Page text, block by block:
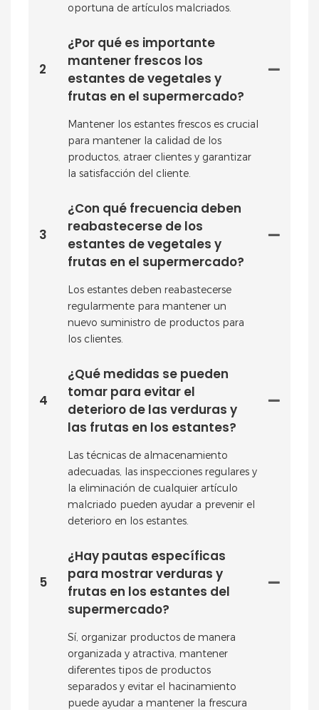
oportuna de artículos malcriados.
2
¿Por qué es importante
mantener frescos los
estantes de vegetales y
frutas en el supermercado?
Mantener los estantes frescos es crucial
para mantener la calidad de los
productos, atraer clientes y garantizar
la satisfacción del cliente.
3
¿Con qué frecuencia deben
reabastecerse de los
estantes de vegetales y
frutas en el supermercado?
Los estantes deben reabastecerse
regularmente para mantener un
nuevo suministro de productos para
los clientes.
4
¿Qué medidas se pueden
tomar para evitar el
deterioro de las verduras y
las frutas en los estantes?
Las técnicas de almacenamiento
adecuadas, las inspecciones regulares y
la eliminación de cualquier artículo
malcriado pueden ayudar a prevenir el
deterioro en los estantes.
5
¿Hay pautas específicas
para mostrar verduras y
frutas en los estantes del
supermercado?
Sí, organizar productos de manera
organizada y atractiva, mantener
diferentes tipos de productos
separados y evitar el hacinamiento
puede ayudar a mantener la frescura